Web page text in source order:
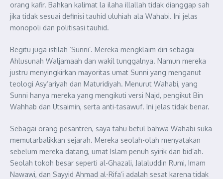
orang kafir. Bahkan kalimat la ilaha illallah tidak dianggap sah
jika tidak sesuai definisi tauhid uluhiah ala Wahabi. Ini jelas
monopoli dan politisasi tauhid.
Begitu juga istilah ‘Sunni’. Mereka mengklaim diri sebagai
Ahlusunah Waljamaah dan wakil tunggalnya. Namun mereka
justru menyingkirkan mayoritas umat Sunni yang menganut
teologi Asy’ariyah dan Maturidiyah. Menurut Wahabi, yang
Sunni hanya mereka yang mengikuti versi Najd, pengikut Bin
Wahhab dan Utsaimin, serta anti-tasawuf. Ini jelas tidak benar.
Sebagai orang pesantren, saya tahu betul bahwa Wahabi suka
memutarbalikkan sejarah. Mereka seolah-olah menyatakan
sebelum mereka datang, umat Islam penuh syirik dan bid’ah.
Seolah tokoh besar seperti al-Ghazali, Jalaluddin Rumi, Imam
Nawawi, dan Sayyid Ahmad al-Rifa’i adalah sesat karena tidak